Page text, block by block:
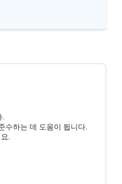
.
수하는 데 도움이 됩니다.
.